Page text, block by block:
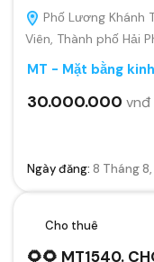
Phố Lương Khánh
Viên, Thành phố Hải
MT - Mặt bằng
30.000.000
Ngày đăng: 8 Tháng
Cho thuê
🌻🌻 MT1540.